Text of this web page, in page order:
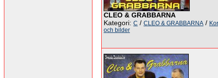
CLEO & GRABBARNA
Kategori: C / CLEO & GRABBARNA /
och bilder